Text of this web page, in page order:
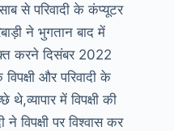
से परिवादी के कंप्यूटर
ने भुगतान बाद में
करने दिसंबर 2022
और परिवादी के
में विपक्षी की
विपक्षी पर विश्वास कर